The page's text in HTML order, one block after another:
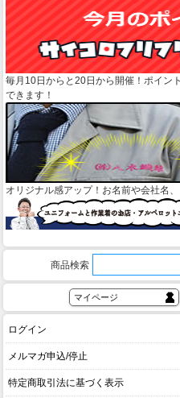
毎月10日からと20日から開催！ポイン
できます！
オリジナル感アップ！お名前や会社名
商品検索
マイページ
ログイン
メルマガ申込/停止
特定商取引法に基づく表示